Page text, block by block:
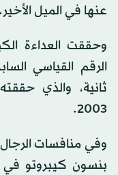
عنها في الميل الأخير.
وحققت العداءة
ثانية، والذي
2003.
وفي منافسات
بنسون كيبروتو في